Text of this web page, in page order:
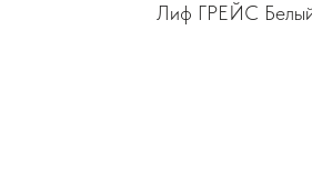
Лиф ГРЕЙС